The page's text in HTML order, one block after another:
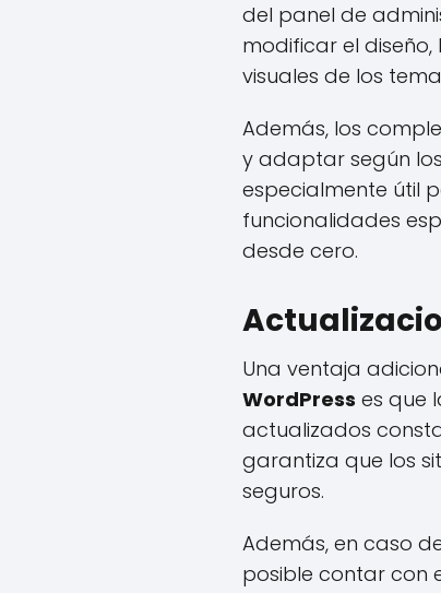
del panel de
modificar el
visuales de los
Además, los
y adaptar según
especialmente útil
funcionalidades
desde cero.
Una ventaja
WordPress es que
actualizados
garantiza que los
seguros.
Además, en caso
posible contar con